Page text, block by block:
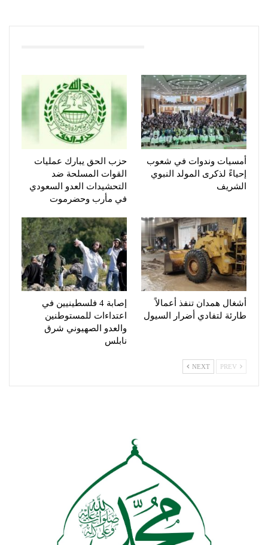
أمسيات وندوات في شعوب
إحياءً لذكرى المولد النبوي
الشريف
حزب الحق يبارك عمليات
القوات المسلحة ضد
التحشيدات العدو السعودي
في مأرب وحضرموت
أشغال همدان تنفذ أعمالاً
طارئة لتفادي أضرار السيول
إصابة 4 فلسطينيين في
اعتداءات للمستوطنين
والعدو الصهيوني شرق
نابلس
NEXT